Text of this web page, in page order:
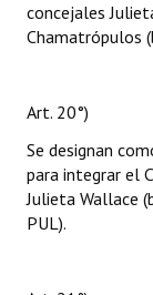
concejales
Chamatrópulos
Art. 20°)
Se designan
para integrar el
Julieta Wallace
PUL).